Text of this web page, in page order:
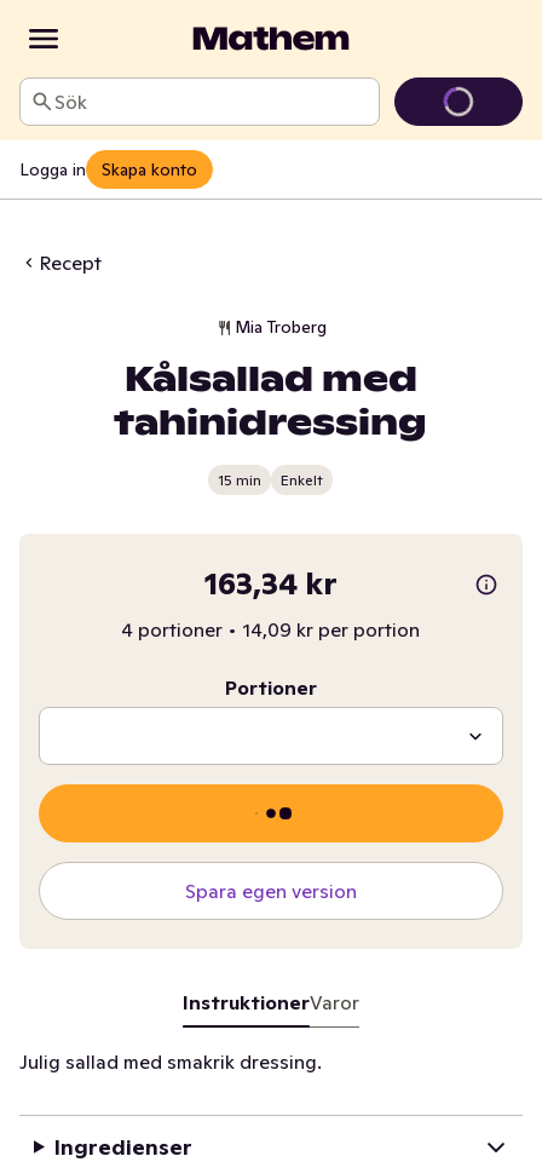
Sök
Logga in Skapa konto
Recept
Mia Troberg
Kålsallad med
tahinidressing
15 min Enkelt
163,34 kr
4 portioner • 14,09 kr per portion
Portioner
Spara egen version
InstruktionerVaror
Julig sallad med smakrik dressing.
Ingredienser